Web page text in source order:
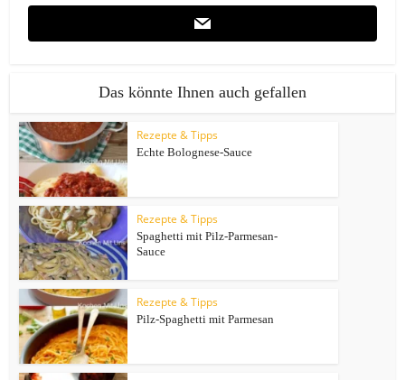
Das könnte Ihnen auch gefallen
Rezepte & Tipps
Echte Bolognese-Sauce
Rezepte & Tipps
Spaghetti mit Pilz-Parmesan-
Sauce
Rezepte & Tipps
Pilz-Spaghetti mit Parmesan